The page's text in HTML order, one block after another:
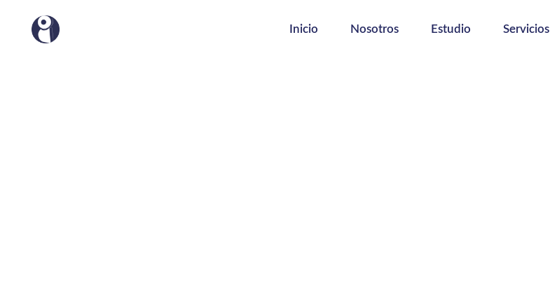
Inicio Nosotros Estudio Servicios